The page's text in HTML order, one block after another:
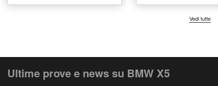
Vedi tutte
Ultime prove e news su BMW X5